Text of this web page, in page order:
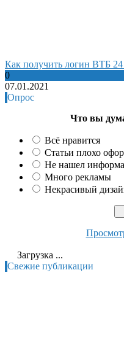
Как получить логин ВТБ
0
07.01.2021
Опрос
Что вы
Всё нравится
Статьи плохо
Не нашел
Много рекламы
Некрасивый
Загрузка ...
Свежие публикации